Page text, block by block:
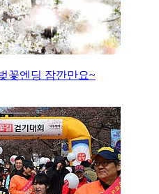
꽃엔딩 잠깐만요~